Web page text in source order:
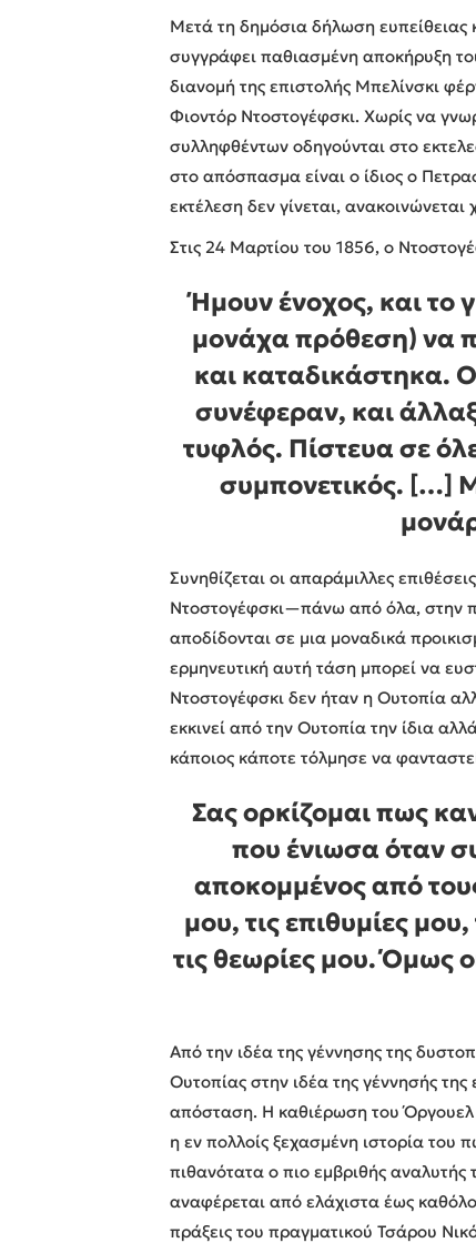
Μετά τη δημόσια δήλωση ευπείθειας
συγγράφει παθιασμένη αποκήρυξη
διανομή της επιστολής Μπελίνσκι
Φιοντόρ Ντοστογέφσκι. Χωρίς να
συλληφθέντων οδηγούνται στο
στο απόσπασμα είναι ο ίδιος ο
εκτέλεση δεν γίνεται,
Στις 24 Μαρτίου του 1856, ο
Ήμουν ένοχος, και το
μονάχα πρόθεση) να
και καταδικάστηκα.
συνέφεραν, και
τυφλός. Πίστευα σε
συμπονετικός. […]
Συνηθίζεται οι απαράμιλλες
Ντοστογέφσκι—πάνω από όλα, στην
αποδίδονται σε μια μοναδικά
ερμηνευτική αυτή τάση μπορεί να
Ντοστογέφσκι δεν ήταν η Ουτοπία
εκκινεί από την Ουτοπία την ίδια
κάποιος κάποτε τόλμησε να
Σας ορκίζομαι πως
που ένιωσα όταν
αποκομμένος από
μου, τις επιθυμίες
τις θεωρίες μου. Όμως
Από την ιδέα της γέννησης της
Ουτοπίας στην ιδέα της γέννησής της
απόσταση. Η καθιέρωση του Όργουελ
η εν πολλοίς ξεχασμένη ιστορία του
πιθανότατα ο πιο εμβριθής
αναφέρεται από ελάχιστα έως
πράξεις του πραγματικού Τσάρου